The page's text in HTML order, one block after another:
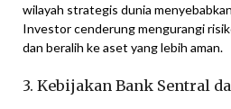
wilayah strategis dunia
Investor cenderung mengurangi
dan beralih ke aset yang lebih aman.
3. Kebijakan Bank Sentral